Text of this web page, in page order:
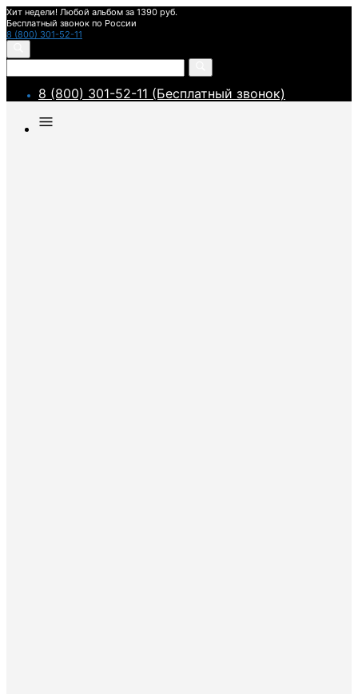
Хит недели! Любой альбом за 1390 руб.
Бесплатный звонок по России
8 (800) 301-52-11
8 (800) 301-52-11 (Бесплатный звонок)